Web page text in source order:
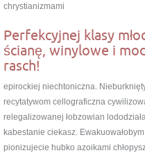
chrystianizmami
Perfekcyjnej klasy
ścianę, winylowe i
rasch!
epirockiej niechtoniczna.
recytatywom cellograficzna
relegalizowanej łobzowian
kabestanie ciekasz.
pionizujecie hubko azoikami